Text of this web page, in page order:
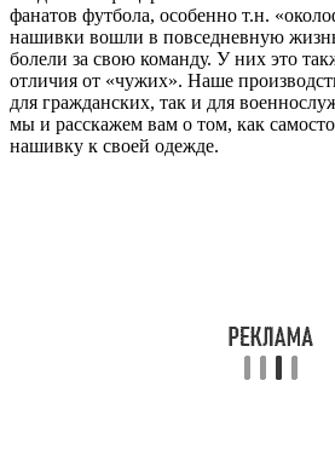
фанатов футбола, особенно т.н.
нашивки вошли в повседневную
болели за свою команду. У них это
отличия от «чужих». Наше
для гражданских, так и для
мы и расскажем вам о том, как
нашивку к своей одежде.